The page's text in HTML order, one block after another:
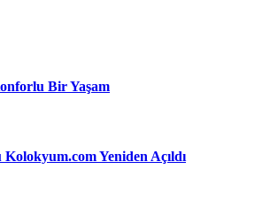
Bir Yaşam
Yeniden Açıldı